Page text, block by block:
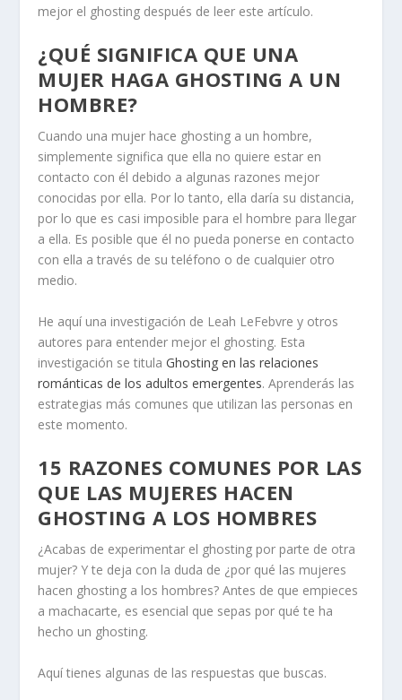
mejor el ghosting después de leer este artículo.
¿QUÉ SIGNIFICA QUE UNA
MUJER HAGA GHOSTING A UN
HOMBRE?
Cuando una mujer hace ghosting a un hombre,
simplemente significa que ella no quiere estar en
contacto con él debido a algunas razones mejor
conocidas por ella. Por lo tanto, ella daría su distancia,
por lo que es casi imposible para el hombre para llegar
a ella. Es posible que él no pueda ponerse en contacto
con ella a través de su teléfono o de cualquier otro
medio.
He aquí una investigación de Leah LeFebvre y otros
autores para entender mejor el ghosting. Esta
investigación se titulaGhosting en las relaciones
románticas de los adultos emergentes. Aprenderás las
estrategias más comunes que utilizan las personas en
este momento.
15 RAZONES COMUNES POR LAS
QUE LAS MUJERES HACEN
GHOSTING A LOS HOMBRES
¿Acabas de experimentar el ghosting por parte de otra
mujer? Y te deja con la duda de ¿por qué las mujeres
hacen ghosting a los hombres? Antes de que empieces
a machacarte, es esencial que sepas por qué te ha
hecho un ghosting.
Aquí tienes algunas de las respuestas que buscas.